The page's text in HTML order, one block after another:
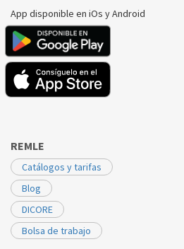
App disponible en iOs y Android
REMLE
Catálogos y tarifas
Blog
DICORE
Bolsa de trabajo